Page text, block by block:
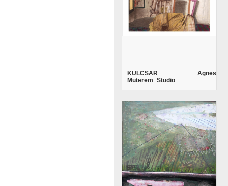
KULCSAR Agnes
Muterem_Studio